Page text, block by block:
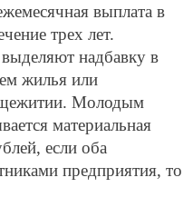
выплата в
трех лет.
надбавку в
жилья или
Молодым
материальная
если оба
предприятия, то